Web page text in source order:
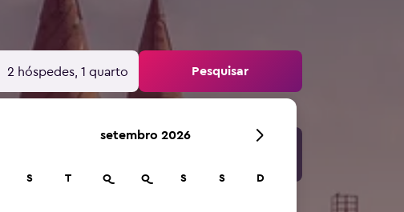
2 hóspedes, 1 quarto Pesquisar
setembro 2026
S T Q Q S S D